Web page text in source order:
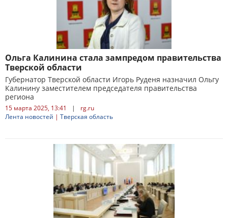
Ольга Калинина стала зампредом правительства
Тверской области
Губернатор Тверской области Игорь Руденя назначил Ольгу
Калинину заместителем председателя правительства
региона
15 марта 2025, 13:41 |
rg.ru
Лента новостей | Тверская область